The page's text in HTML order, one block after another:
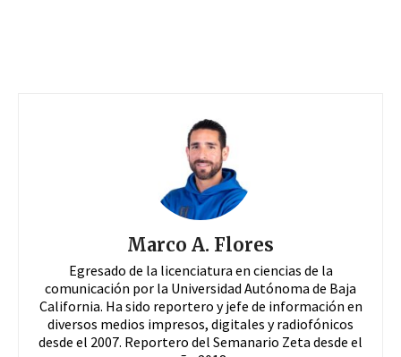
Marco A. Flores
Egresado de la licenciatura en ciencias de la
comunicación por la Universidad Autónoma de Baja
California. Ha sido reportero y jefe de información en
diversos medios impresos, digitales y radiofónicos
desde el 2007. Reportero del Semanario Zeta desde el